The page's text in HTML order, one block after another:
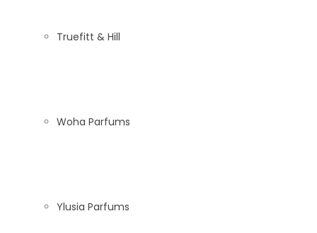
Truefitt & Hill
Woha Parfums
Ylusia Parfums